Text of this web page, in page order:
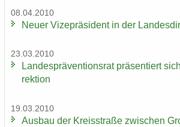
08.04.2010
Neuer Vi­ze­prä­si­dent in der
23.03.2010
Lan­des­prä­ven­ti­ons­rat prä­sen­tiert
rek­ti­on
19.03.2010
Aus­bau der Kreis­stra­ße zwi­schen